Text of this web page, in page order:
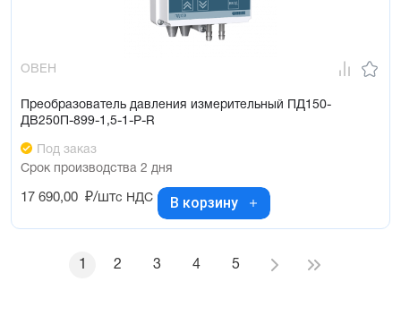
ОВЕН
Преобразователь давления измерительный ПД150-
ДВ250П-899-1,5-1-Р-R
Под заказ
Срок производства 2 дня
17 690,00 ₽/штс НДС В корзину
1 2 3 4 5